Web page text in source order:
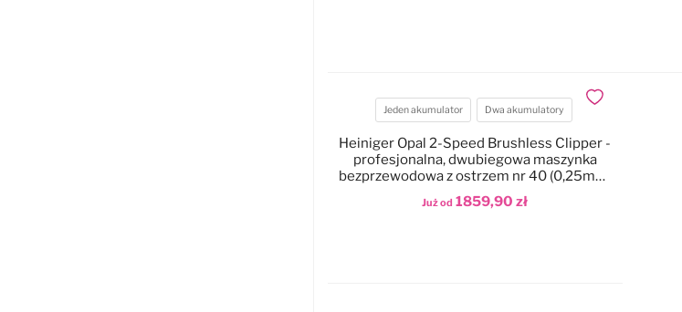
Akumulatory
Jeden akumulator Dwa akumulatory
Już od 1859,90 zł
Heiniger Opal 2-Speed Brushless Clipper -
profesjonalna, dwubiegowa maszynka
bezprzewodowa z ostrzem nr 40 (0,25mm)
i walizką
Dodaj do